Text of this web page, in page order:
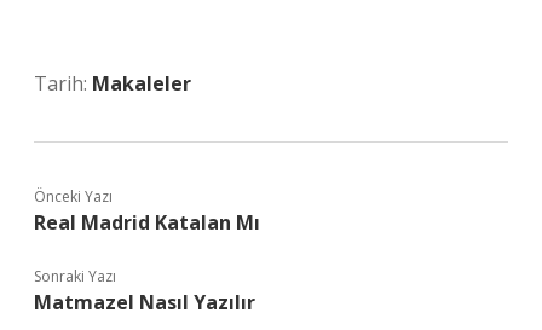
Tarih: Makaleler
Önceki Yazı
Real Madrid Katalan Mı
Sonraki Yazı
Matmazel Nasıl Yazılır